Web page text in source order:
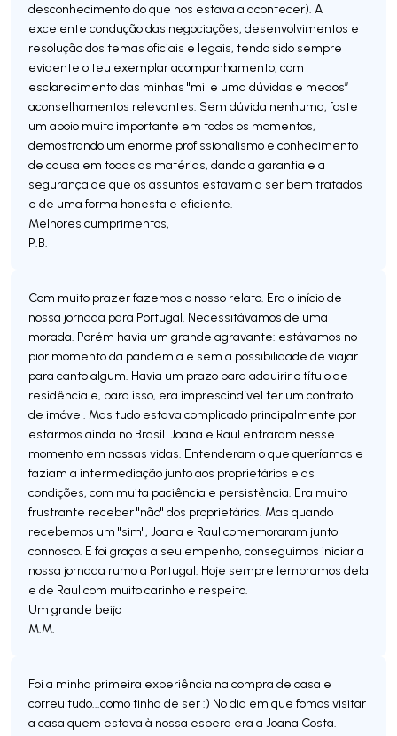
desconhecimento do que nos estava a acontecer). A
excelente condução das negociações, desenvolvimentos e
resolução dos temas oficiais e legais, tendo sido sempre
evidente o teu exemplar acompanhamento, com
esclarecimento das minhas "mil e uma dúvidas e medos”
aconselhamentos relevantes. Sem dúvida nenhuma, foste
um apoio muito importante em todos os momentos,
demostrando um enorme profissionalismo e conhecimento
de causa em todas as matérias, dando a garantia e a
segurança de que os assuntos estavam a ser bem tratados
e de uma forma honesta e eficiente.
Melhores cumprimentos,
Com muito prazer fazemos o nosso relato. Era o início de
nossa jornada para Portugal. Necessitávamos de uma
morada. Porém havia um grande agravante: estávamos no
pior momento da pandemia e sem a possibilidade de viajar
para canto algum. Havia um prazo para adquirir o título de
residência e, para isso, era imprescindível ter um contrato
de imóvel. Mas tudo estava complicado principalmente por
estarmos ainda no Brasil. Joana e Raul entraram nesse
momento em nossas vidas. Entenderam o que queríamos e
faziam a intermediação junto aos proprietários e as
condições, com muita paciência e persistência. Era muito
frustrante receber "não" dos proprietários. Mas quando
recebemos um "sim", Joana e Raul comemoraram junto
connosco. E foi graças a seu empenho, conseguimos iniciar a
nossa jornada rumo a Portugal. Hoje sempre lembramos dela
e de Raul com muito carinho e respeito.
Um grande beijo
M.M.
Foi a minha primeira experiência na compra de casa e
correu tudo...como tinha de ser :) No dia em que fomos visitar
a casa quem estava à nossa espera era a Joana Costa.